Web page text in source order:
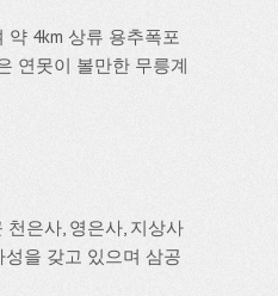
4km 상류 용추폭포
연못이 볼만한 무릉계
은사, 영은사, 지상사
을 갖고 있으며 삼공